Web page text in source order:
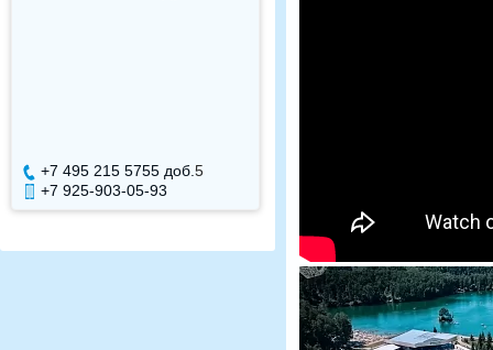
+7 495 215 5755 доб. 22
+7 925-084-93-72